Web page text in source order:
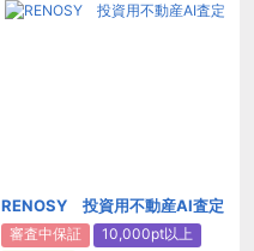
RENOSY 投資用不動産AI査定
審査中保証
10,000pt以上